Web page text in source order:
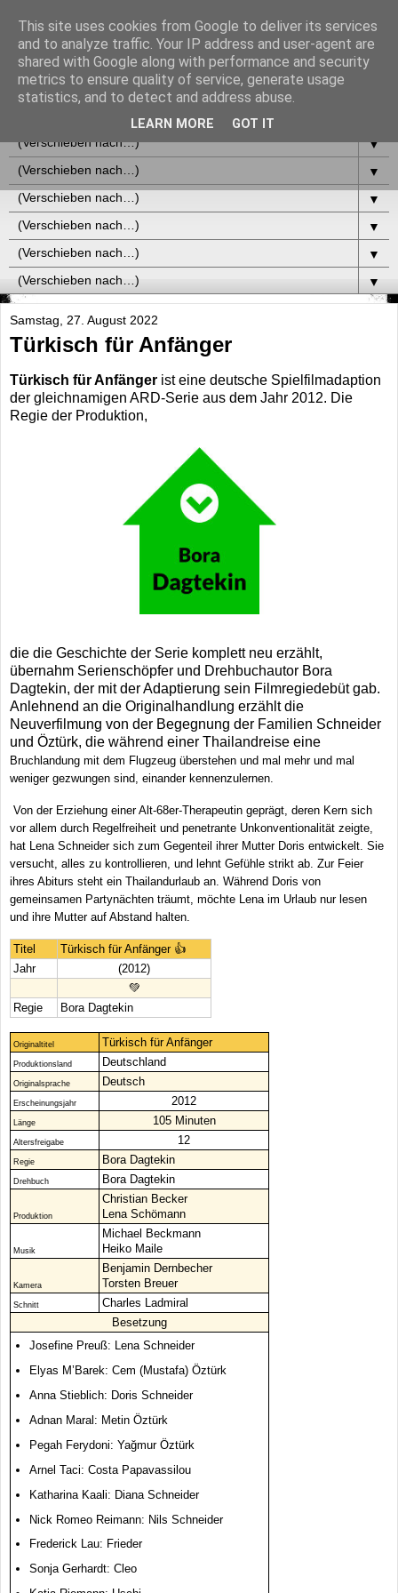
▼
▼
▼
▼
▼
▼
Samstag, 27. August 2022
Türkisch für Anfänger
Türkisch für Anfänger ist eine deutsche Spielfilmadaption
der gleichnamigen ARD-Serie aus dem Jahr 2012. Die
Regie der Produktion,
die die Geschichte der Serie komplett neu erzählt,
übernahm Serienschöpfer und Drehbuchautor Bora
Dagtekin, der mit der Adaptierung sein Filmregiedebüt gab.
Anlehnend an die Originalhandlung erzählt die
Neuverfilmung von der Begegnung der Familien Schneider
und Öztürk, die während einer Thailandreise eine
Bruchlandung mit dem Flugzeug überstehen und mal mehr und mal
weniger gezwungen sind, einander kennenzulernen.
Von der Erziehung einer Alt-68er-Therapeutin geprägt, deren Kern sich
vor allem durch Regelfreiheit und penetrante Unkonventionalität zeigte,
hat Lena Schneider sich zum Gegenteil ihrer Mutter Doris entwickelt. Sie
versucht, alles zu kontrollieren, und lehnt Gefühle strikt ab. Zur Feier
ihres Abiturs steht ein Thailandurlaub an. Während Doris von
gemeinsamen Partynächten träumt, möchte Lena im Urlaub nur lesen
und ihre Mutter auf Abstand halten.
Titel
Türkisch für Anfänger 👍
Jahr
(2012)
💚
Regie
Bora Dagtekin
Originaltitel Türkisch für Anfänger
Produktionsland Deutschland
Originalsprache Deutsch
Erscheinungsjahr 2012
Länge 105 Minuten
Altersfreigabe 12
Regie Bora Dagtekin
Drehbuch Bora Dagtekin
Produktion
Christian Becker
Lena Schömann
Musik
Michael Beckmann
Heiko Maile
Kamera
Benjamin Dernbecher
Torsten Breuer
Schnitt
Charles Ladmiral
Besetzung
Josefine Preuß: Lena Schneider
Elyas M’Barek: Cem (Mustafa) Öztürk
Anna Stieblich: Doris Schneider
Adnan Maral: Metin Öztürk
Pegah Ferydoni: Yağmur Öztürk
Arnel Taci: Costa Papavassilou
Katharina Kaali: Diana Schneider
Nick Romeo Reimann: Nils Schneider
Frederick Lau: Frieder
Sonja Gerhardt: Cleo
This site uses cookies from Google to deliver its services
and to analyze traffic. Your IP address and user-agent are
shared with Google along with performance and security
metrics to ensure quality of service, generate usage
statistics, and to detect and address abuse.
LEARN MORE GOT IT